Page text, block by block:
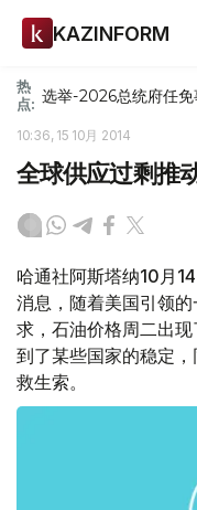
KAZINFORM
热
点: 选举-2026总统府任免
10:36, 15 10月 2014
全球供应过剩推
哈通社阿斯塔纳10月
消息，随着美国引领
求，石油价格周二出
到了某些国家的稳定
救生索。